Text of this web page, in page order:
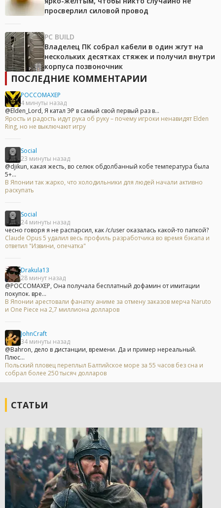
просверлил силовой провод
PC BUILD
Владелец ПК собрал кабели в один жгут на
нескольких десятках стяжек и получил внутри
корпуса позвоночник
ПОСЛЕДНИЕ КОММЕНТАРИИ
POCCOMAXEP
4 минуты назад
@Elden_Lord, Я катал ЭР в самый свой первый раз в...
Ярость и радость идут рука об руку – почему игроки ненавидят Elden
Ring, но не выключают игру
Social
23 минуты назад
@djikun, какая жесть, во селюк обдолбанный кобе температура была
5+...
В Японии так жарко, что холодильники для людей начали активно
раскупать
Social
24 минуты назад
чесно говоря я не распарсил, как /c/user оказалась какой-то папкой?
Claude Opus 5 удалил весь профиль разработчика во время бэкапа и
ответил "Извини, опечатка"
Drakula13
28 минут назад
@POCCOMAXEP, Она получала бесплатный дофамин от имитации
покупок. вре...
В Японии арестовали фанатку аниме за отмену заказов мерча Naruto
и One Piece на 2,7 миллиона долларов
JohnCraft
34 минуты назад
@Bahron, дело в дистанции, времени. Да и пример нереальный.
Плюс...
Польский пловец переплыл Балтийское море за 55 часов без сна и
собрал более 250 тысяч долларов
СТАТЬИ